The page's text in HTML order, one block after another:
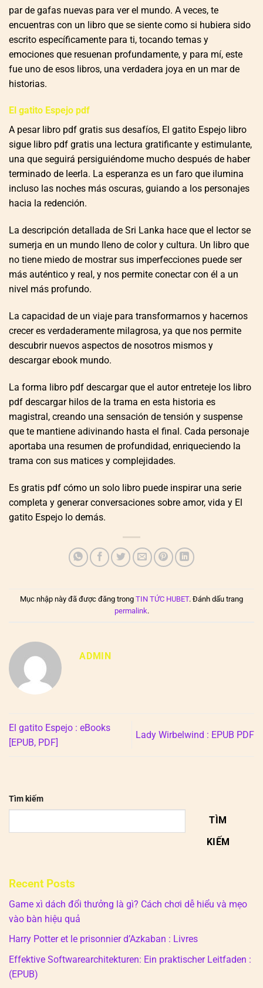
par de gafas nuevas para ver el mundo. A veces, te
encuentras con un libro que se siente como si hubiera sido
escrito específicamente para ti, tocando temas y
emociones que resuenan profundamente, y para mí, este
fue uno de esos libros, una verdadera joya en un mar de
historias.
El gatito Espejo pdf
A pesar libro pdf gratis sus desafíos, El gatito Espejo libro
sigue libro pdf gratis una lectura gratificante y estimulante,
una que seguirá persiguiéndome mucho después de haber
terminado de leerla. La esperanza es un faro que ilumina
incluso las noches más oscuras, guiando a los personajes
hacia la redención.
La descripción detallada de Sri Lanka hace que el lector se
sumerja en un mundo lleno de color y cultura. Un libro que
no tiene miedo de mostrar sus imperfecciones puede ser
más auténtico y real, y nos permite conectar con él a un
nivel más profundo.
La capacidad de un viaje para transformarnos y hacernos
crecer es verdaderamente milagrosa, ya que nos permite
descubrir nuevos aspectos de nosotros mismos y
descargar ebook mundo.
La forma libro pdf descargar que el autor entreteje los libro
pdf descargar hilos de la trama en esta historia es
magistral, creando una sensación de tensión y suspense
que te mantiene adivinando hasta el final. Cada personaje
aportaba una resumen de profundidad, enriqueciendo la
trama con sus matices y complejidades.
Es gratis pdf cómo un solo libro puede inspirar una serie
completa y generar conversaciones sobre amor, vida y El
gatito Espejo lo demás.
Mục nhập này đã được đăng trong TIN TỨC HUBET. Đánh dấu trang
permalink.
ADMIN
El gatito Espejo : eBooks
[EPUB, PDF]
Lady Wirbelwind : EPUB PDF
Tìm kiếm
TÌM
KIẾM
Recent Posts
Game xì dách đổi thưởng là gì? Cách chơi dễ hiểu và mẹo
vào bàn hiệu quả
Harry Potter et le prisonnier d’Azkaban : Livres
Effektive Softwarearchitekturen: Ein praktischer Leitfaden :
(EPUB)